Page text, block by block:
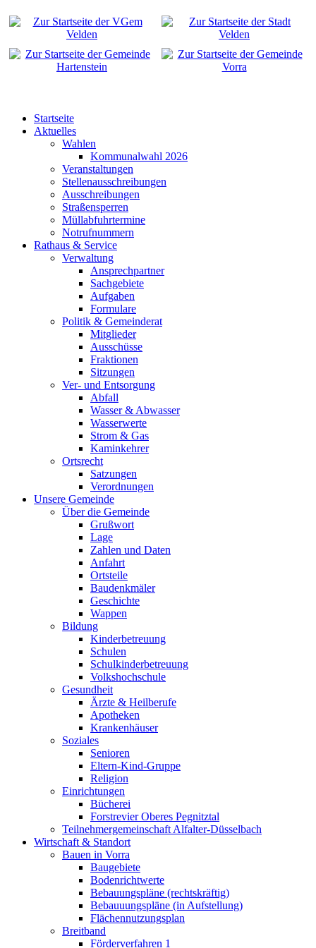
Startseite
Aktuelles
Wahlen
Kommunalwahl 2026
Veranstaltungen
Stellenausschreibungen
Ausschreibungen
Straßensperren
Müllabfuhrtermine
Notrufnummern
Rathaus & Service
Verwaltung
Ansprechpartner
Sachgebiete
Aufgaben
Formulare
Politik & Gemeinderat
Mitglieder
Ausschüsse
Fraktionen
Sitzungen
Ver- und Entsorgung
Abfall
Wasser & Abwasser
Wasserwerte
Strom & Gas
Kaminkehrer
Ortsrecht
Satzungen
Verordnungen
Unsere Gemeinde
Über die Gemeinde
Grußwort
Lage
Zahlen und Daten
Anfahrt
Ortsteile
Baudenkmäler
Geschichte
Wappen
Bildung
Kinderbetreuung
Schulen
Schulkinderbetreuung
Volkshochschule
Gesundheit
Ärzte & Heilberufe
Apotheken
Krankenhäuser
Soziales
Senioren
Eltern-Kind-Gruppe
Religion
Einrichtungen
Bücherei
Forstrevier Oberes Pegnitztal
Teilnehmergemeinschaft Alfalter-Düsselbach
Wirtschaft & Standort
Bauen in Vorra
Baugebiete
Bodenrichtwerte
Bebauungspläne (rechtskräftig)
Bebauuungspläne (in Aufstellung)
Flächennutzungsplan
Breitband
Förderverfahren 1